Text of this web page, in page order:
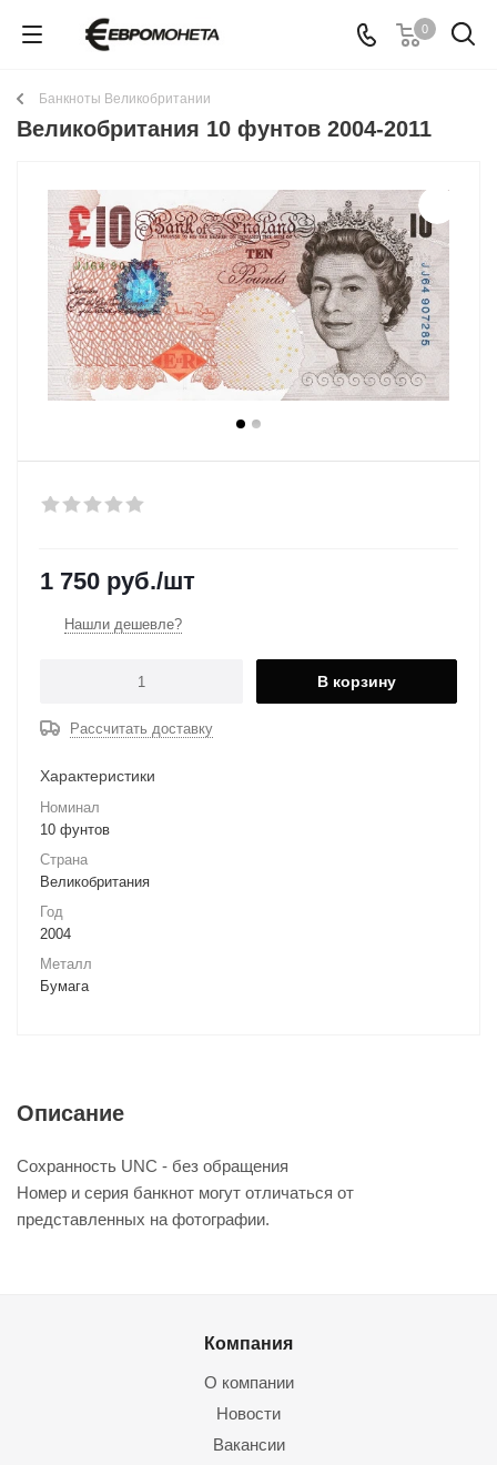
0
Банкноты Великобритании
Великобритания 10 фунтов 2004-2011
1 750 руб./шт
Нашли дешевле?
В корзину
Рассчитать доставку
Характеристики
Номинал
10 фунтов
Страна
Великобритания
Год
2004
Металл
Бумага
Описание
Сохранность UNC - без обращения
Номер и серия банкнот могут отличаться от
представленных на фотографии.
Компания
О компании
Новости
Вакансии